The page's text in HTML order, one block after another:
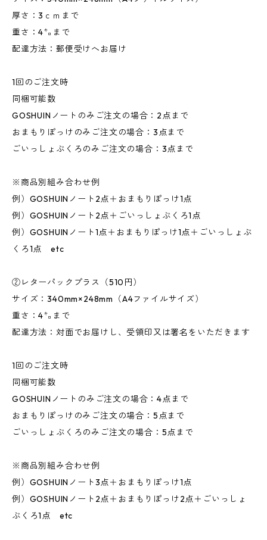
厚さ：3ｃｍまで
重さ：4㌔まで
配達方法：郵便受けへお届け
1回のご注文時
同梱可能数
GOSHUINノートのみご注文の場合：2点まで
おまもりぽっけのみご注文の場合：3点まで
ごいっしょぶくろのみご注文の場合：3点まで
※商品別組み合わせ例
例）GOSHUINノート2点＋おまもりぽっけ1点
例）GOSHUINノート2点＋ごいっしょぶくろ1点
例）GOSHUINノート1点＋おまもりぽっけ1点＋ごいっしょぶ
くろ1点 etc
②レターパックプラス（510円）
サイズ：340mm×248mm（A4ファイルサイズ）
重さ：4㌔まで
配達方法：対面でお届けし、受領印又は署名をいただきます
1回のご注文時
同梱可能数
GOSHUINノートのみご注文の場合：4点まで
おまもりぽっけのみご注文の場合：5点まで
ごいっしょぶくろのみご注文の場合：5点まで
※商品別組み合わせ例
例）GOSHUINノート3点＋おまもりぽっけ1点
例）GOSHUINノート2点＋おまもりぽっけ2点＋ごいっしょ
ぶくろ1点 etc